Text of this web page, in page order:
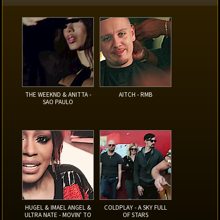
THE WEEKND & ANITTA -
SAO PAULO
AITCH - RMB
HUGEL & IMAEL ANGEL &
ULTRA NATE - MOVIN' TO
COLDPLAY - A SKY FULL
OF STARS